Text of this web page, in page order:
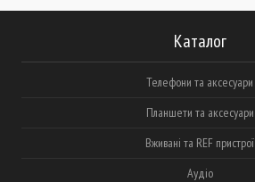
Каталог
Телефони та аксесуари
Планшети та аксесуари
Вживані та REF пристрої
Аудіо